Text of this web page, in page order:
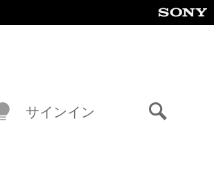
サインイン